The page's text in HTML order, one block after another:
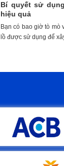
Bí quyết sử
hiệu quả
Bạn có bao giờ tò mò
lồ được sử dụng để